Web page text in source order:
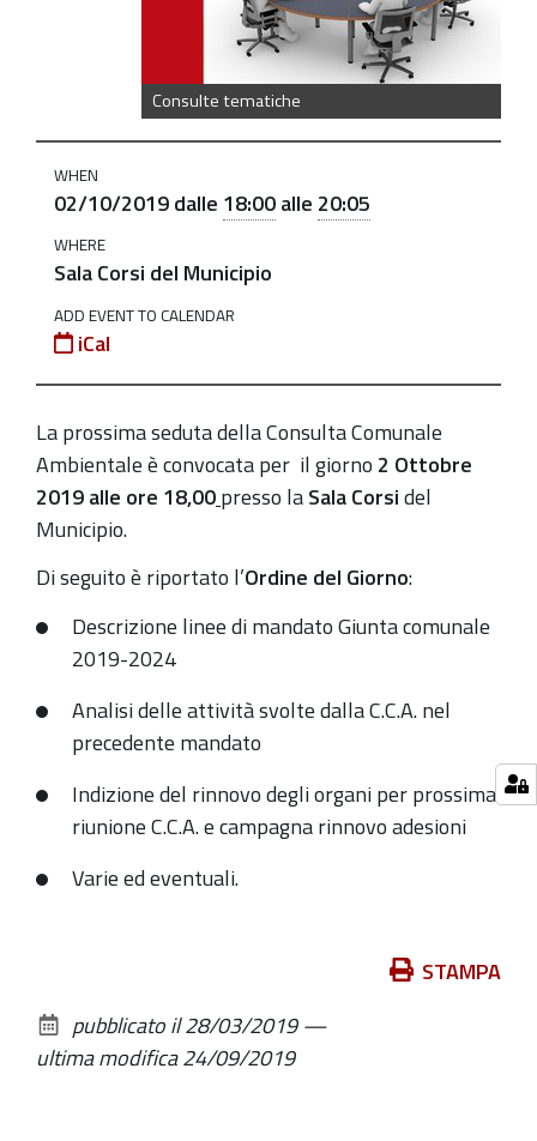
Consulte tematiche
Ambientale
convocata
per
ottobre
2019-
10-
02T18:00:00+02:00
2019-
10-
02T20:05:00+02:00
WHEN
02/10/2019dalle 18:00alle 20:05
WHERE
Sala Corsi del Municipio
ADD EVENT TO CALENDAR
iCal
La prossima seduta della Consulta Comunale
Ambientale è convocata per il giorno 2 Ottobre
2019 alle ore 18,00presso laSala Corsidel
Municipio.
Di seguito è riportato l’Ordine del Giorno:
Descrizione linee di mandato Giunta comunale
2019-2024
Analisi delle attività svolte dalla C.C.A. nel
precedente mandato
Indizione del rinnovo degli organi per prossima
riunione C.C.A. e campagna rinnovo adesioni
Varie ed eventuali.
documento
STAMPA
pubblicato il28/03/2019—
ultima modifica24/09/2019